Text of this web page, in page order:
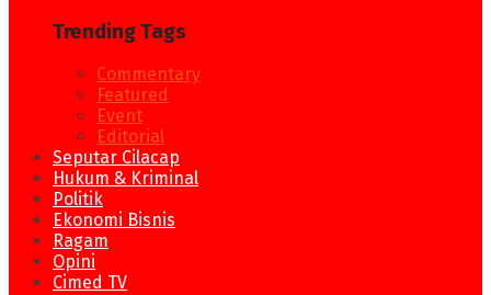
Trending Tags
Commentary
Featured
Event
Editorial
Seputar Cilacap
Hukum & Kriminal
Politik
Ekonomi Bisnis
Ragam
Opini
Cimed TV